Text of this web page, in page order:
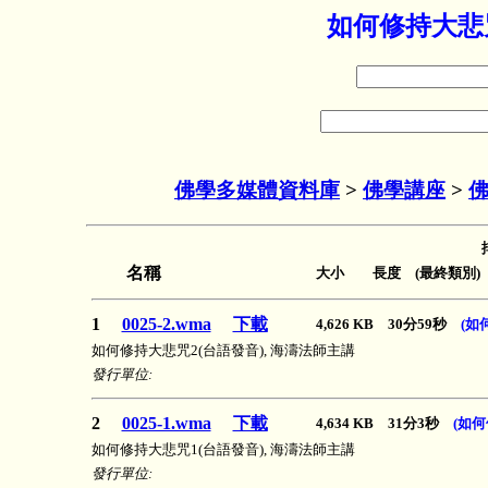
如何修持大
佛學多媒體資料庫 > 佛學講座 >
名稱 大小 長度 (最終類別)
1 0025-2.wma 下載 4,626 KB 30分59秒 (如
如何修持大悲咒2(台語發音), 海濤法師主講
發行單位:
2 0025-1.wma 下載 4,634 KB 31分3秒 (如
如何修持大悲咒1(台語發音), 海濤法師主講
發行單位: